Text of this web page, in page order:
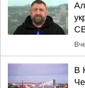
В